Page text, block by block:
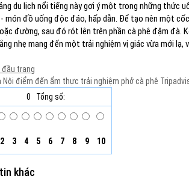
du lịch nổi tiếng này gợi ý một trong những thức
món đồ uống độc đáo, hấp dẫn. Để tạo nên một
đường, sau đó rót lên trên phần cà phê đậm đà.
nhẹ mang đến một trải nghiệm vị giác vừa mới
đầu trang
Nội điểm đến ẩm thực trải nghiệm phởcà phê
0
Tổng số:
2 3 4 5 6 7 8 9 10
khác